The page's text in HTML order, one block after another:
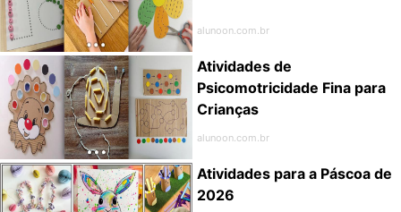
alunoon.com.br
Atividades de
Psicomotricidade Fina para
Crianças
alunoon.com.br
Atividades para a Páscoa de
2026